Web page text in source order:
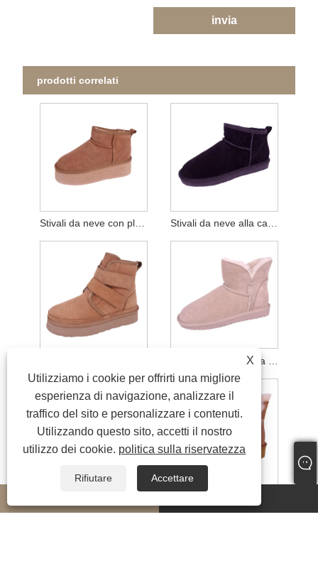
invia
prodotti correlati
Stivali da neve con plateau in vera pelle scamosciata da donna
X
Utilizziamo i cookie per offrirti una migliore
esperienza di navigazione, analizzare il
traffico del sito e personalizzare i contenuti.
Utilizzando questo sito, accetti il ​​nostro
utilizzo dei cookie. politica sulla riservatezza
Rifiutare Accettare